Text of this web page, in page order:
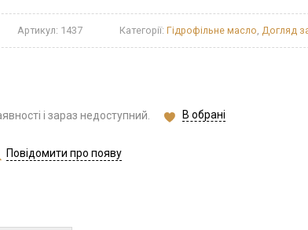
Артикул: 1437 Категорії: Гідрофільне масло Догляд
і зараз недоступний. В обрані
Повідомити про появу